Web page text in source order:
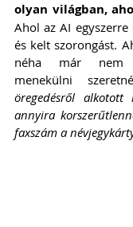
olyan világban,
Ahol az AI
és kelt szorongást.
néha már nem
menekülni
öregedésről alkotott
annyira
faxszám a